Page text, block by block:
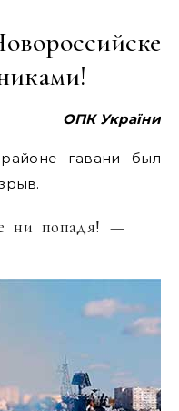
ОПК України
гавани был
ни попадя! —